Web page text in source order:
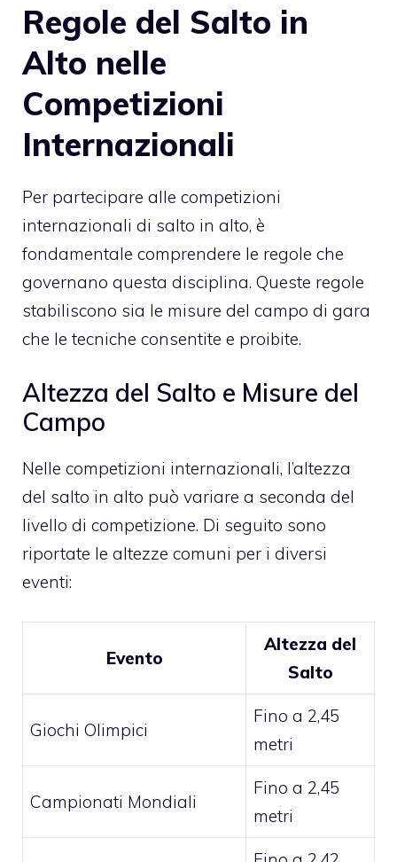
Regole del Salto in
Alto nelle
Competizioni
Internazionali
Per partecipare alle competizioni
internazionali di salto in alto, è
fondamentale comprendere le regole che
governano questa disciplina. Queste regole
stabiliscono sia le misure del campo di gara
che le tecniche consentite e proibite.
Altezza del Salto e Misure del
Campo
Nelle competizioni internazionali, l’altezza
del salto in alto può variare a seconda del
livello di competizione. Di seguito sono
riportate le altezze comuni per i diversi
eventi:
Evento
Altezza del
Salto
Giochi Olimpici
Fino a 2,45
metri
Campionati Mondiali
Fino a 2,45
metri